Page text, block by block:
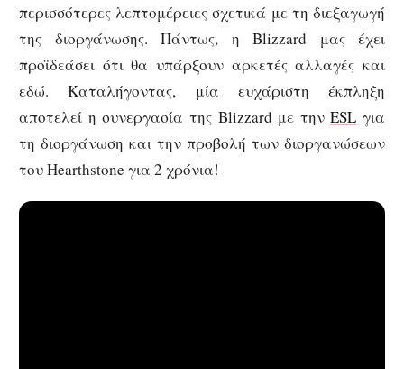
περισσότερες λεπτομέρειες σχετικά με τη διεξαγωγή
της διοργάνωσης. Πάντως, η Blizzard μας έχει
προϊδεάσει ότι θα υπάρξουν αρκετές αλλαγές και
εδώ. Καταλήγοντας, μία ευχάριστη έκπληξη
αποτελεί η συνεργασία της Blizzard με τηνESL για
τη διοργάνωση και την προβολή των διοργανώσεων
του Hearthstone για 2 χρόνια!